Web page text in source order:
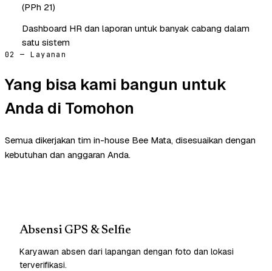
(PPh 21)
Dashboard HR dan laporan untuk banyak cabang dalam
satu sistem
02 — Layanan
Yang bisa kami bangun untuk
Anda di Tomohon
Semua dikerjakan tim in-house Bee Mata, disesuaikan dengan
kebutuhan dan anggaran Anda.
Absensi GPS & Selfie
Karyawan absen dari lapangan dengan foto dan lokasi
terverifikasi.